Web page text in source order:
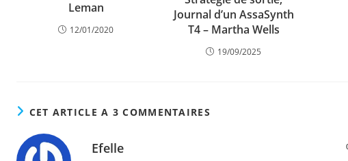
Leman
12/01/2020
Journal d’un AssaSynth
T4 – Martha Wells
19/09/2025
CET ARTICLE A 3 COMMENTAIRES
Efelle